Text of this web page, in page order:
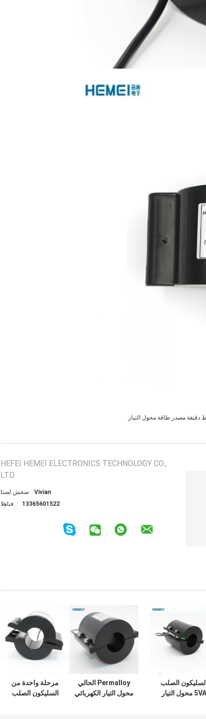
HEFEI HEMEI ELECTRONICS TECHNOLOGY CO.,
LTD
اتصل شخص:
Vivian
الهاتف ::
13365601522
السليكون الصلب
5VA محول التيار
Permalloy الحالي
محول التيار الكهربائي
مرحلة واحدة من
السليكون الصلب